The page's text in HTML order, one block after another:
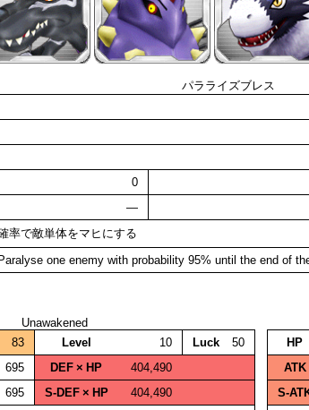
パラライズブレス
0
—
率で敵単体をマヒにする
Paralyse one enemy with probability 95% until the end of
Unawakened
83 Level 10 Luck
50
695 DEF × HP
404,490
695 S‑DEF × HP 404,490
HP
ATK